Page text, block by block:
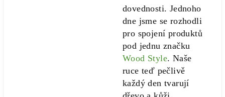
dovednosti. Jednoho
dne jsme se rozhodli
pro spojení produktů
pod jednu značku
Wood Style. Naše
ruce teď pečlivě
každý den tvarují